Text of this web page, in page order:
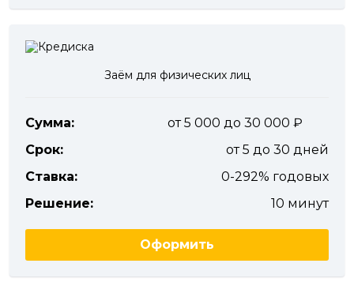
Заём для физических лиц
Сумма:
от 5 000 до 30 000
Срок:
от 5 до 30 дней
Ставка:
0-292% годовых
Решение:
10 минут
Оформить